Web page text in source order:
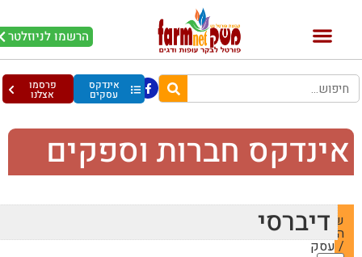
הרשמו לניוזלטר
אינדקס
עסקים
פרסמו
אצלנו
חברות וספקים
שם
החברה
/ עסק
דיברסי